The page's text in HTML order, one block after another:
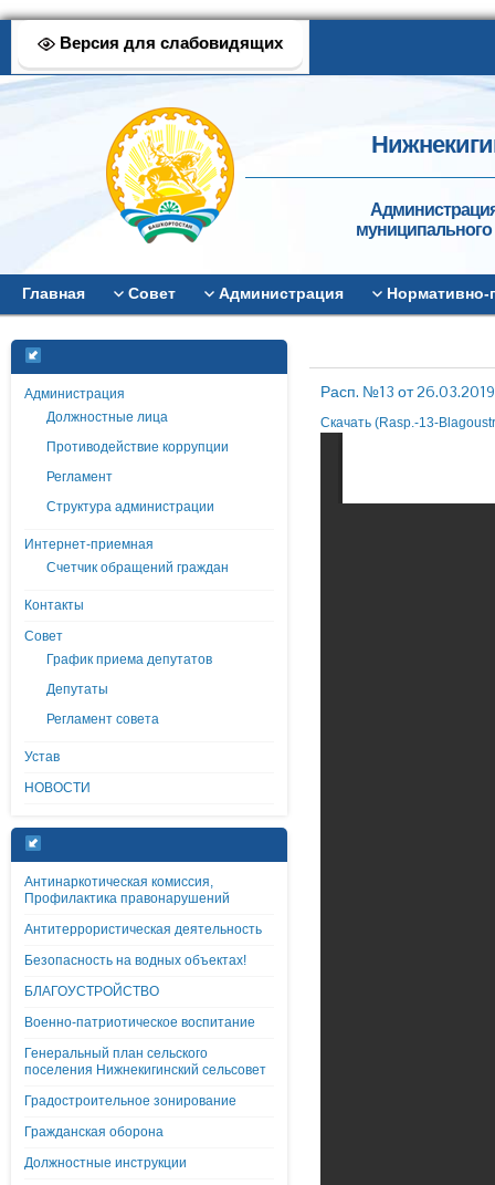
Версия для слабовидящих
муниципального
Главная Совет Администрация
Администрация
Должностные лица
Противодействие коррупции
Регламент
Структура администрации
Интернет-приемная
Счетчик обращений граждан
Контакты
Совет
График приема депутатов
Депутаты
Регламент совета
Устав
НОВОСТИ
Антинаркотическая комиссия,
Профилактика правонарушений
Антитеррористическая деятельность
Безопасность на водных объектах!
БЛАГОУСТРОЙСТВО
Военно-патриотическое воспитание
Генеральный план сельского
поселения Нижнекигинский сельсовет
Градостроительное зонирование
Гражданская оборона
Должностные инструкции
Расп. №13 от 26.03.2019
Скачать (Rasp.-13-